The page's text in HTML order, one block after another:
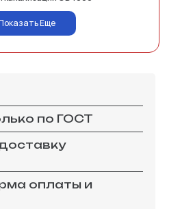
Еще
по ГОСТ
оплаты и